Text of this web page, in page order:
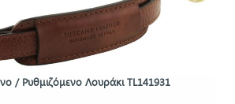
/ Ρυθμιζόμενο Λουράκι TL141931